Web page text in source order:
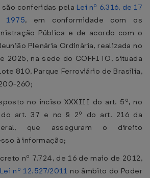
conferidas pela Lei nº 6.316, de 17
1975, em conformidade com os
Pública e de acordo com o
Plenária Ordinária, realizada no
2025, na sede do COFFITO, situada
810, Parque Ferroviário de Brasília,
260;
no inciso XXXIII do art. 5º, no
art. 37 e no § 2º do art. 216 da
que asseguram o direito
à informação;
nº 7.724, de 16 de maio de 2012,
Lei nº 12.527/2011 no âmbito do Poder